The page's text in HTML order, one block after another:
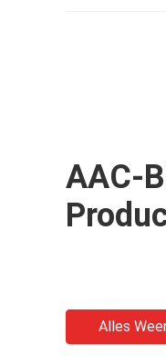
AAC-
Alles